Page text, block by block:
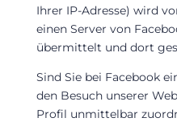
Ihrer IP-Adresse) wird
einen Server von
übermittelt und dort
Sind Sie bei Facebook
den Besuch unserer
Profil unmittelbar